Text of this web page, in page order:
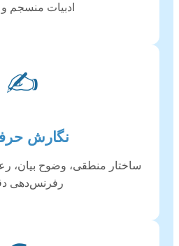
ادبیات منسجم
✍️
نگارش
ساختار منطقی، وضوح بیان،
رفرنس‌دهی